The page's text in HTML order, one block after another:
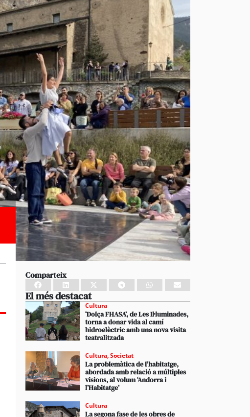
Comparteix
El més destacat
Cultura
‘Dolça FHASA’, de Les Il·luminades,
torna a donar vida al camí
hidroelèctric amb una nova visita
teatralitzada
Cultura,Societat
La problemàtica de l’habitatge,
abordada amb relació a múltiples
visions, al volum ‘Andorra i
l’Habitatge’
Cultura
La segona fase de les obres de